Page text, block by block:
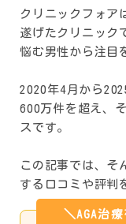
クリニックフォア
遂げたクリニック
悩む男性から注目
2020年4月から
600万件を超え、
スです。
この記事では、そ
する口コミや評判
＼AGA治